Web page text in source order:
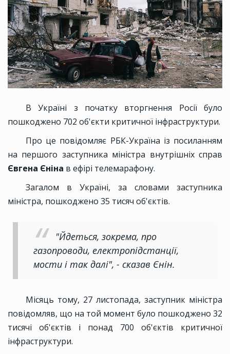
В Україні з початку вторгнення Росії було
пошкоджено 702 об'єкти критичної інфраструктури.
Про це повідомляє РБК-Україна із посиланням
на першого заступника міністра внутрішніх справ
Євгена Єніна в ефірі телемарафону.
Загалом в Україні, за словами заступника
міністра, пошкоджено 35 тисяч об'єктів.
"Йдеться, зокрема, про
газопроводи, електропідстанції,
мости і так далі", - сказав Єнін.
Місяць тому, 27 листопада, заступник міністра
повідомляв, що на той момент було пошкоджено 32
тисячі об'єктів і понад 700 об'єктів критичної
інфраструктури.